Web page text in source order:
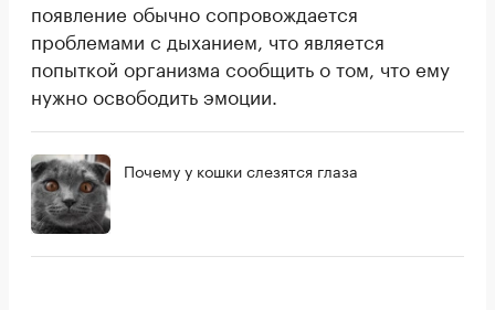
появление обычно сопровождается
проблемами с дыханием, что является
попыткой организма сообщить о том, что ему
нужно освободить эмоции.
Почему у кошки слезятся глаза